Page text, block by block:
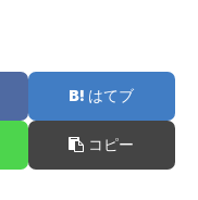
はてブ
コピー